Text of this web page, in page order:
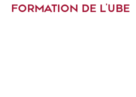
FORMATION DE L’UBE